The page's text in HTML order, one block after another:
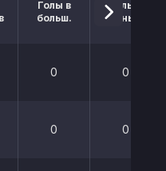
Голы в
больш.
Голы в
меньш.
0 0
0 0